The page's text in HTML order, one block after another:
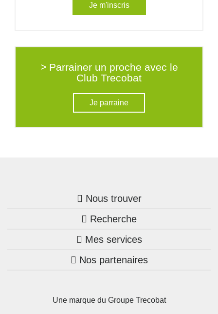
Je m'inscris
> Parrainer un proche avec le
Club Trecobat
Je parraine
Nous trouver
Trouver une agence
Bretagne
Pays de la Loire
Occitanie
Recherche
Nos annonces
Maison + terrain
Mes services
Mon compte Trecobois
Parrainez un proche!
Nos partenaires
Une marque du Groupe Trecobat